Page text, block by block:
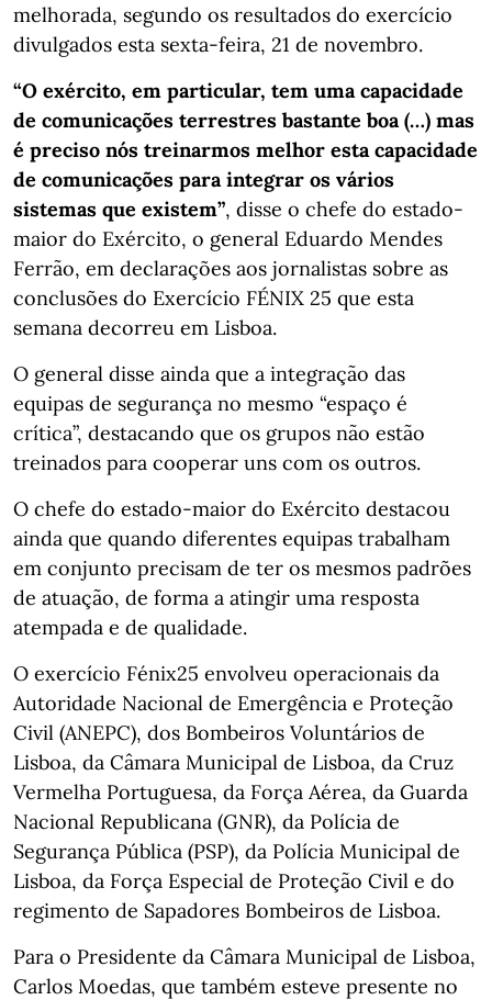
melhorada, segundo os resultados do exercício
divulgados esta sexta-feira, 21 de novembro.
“O exército, em particular, tem uma capacidade
de comunicações terrestres bastante boa (…) mas
é preciso nós treinarmos melhor esta capacidade
de comunicações para integrar os vários
sistemas que existem”, disse o chefe do estado-
maior do Exército, o general Eduardo Mendes
Ferrão, em declarações aos jornalistas sobre as
conclusões do Exercício FÉNIX 25 que esta
semana decorreu em Lisboa.
O general disse ainda que a integração das
equipas de segurança no mesmo “espaço é
crítica”, destacando que os grupos não estão
treinados para cooperar uns com os outros.
O chefe do estado-maior do Exército destacou
ainda que quando diferentes equipas trabalham
em conjunto precisam de ter os mesmos padrões
de atuação, de forma a atingir uma resposta
atempada e de qualidade.
O exercício Fénix25 envolveu operacionais da
Autoridade Nacional de Emergência e Proteção
Civil (ANEPC), dos Bombeiros Voluntários de
Lisboa, da Câmara Municipal de Lisboa, da Cruz
Vermelha Portuguesa, da Força Aérea, da Guarda
Nacional Republicana (GNR), da Polícia de
Segurança Pública (PSP), da Polícia Municipal de
Lisboa, da Força Especial de Proteção Civil e do
regimento de Sapadores Bombeiros de Lisboa.
Para o Presidente da Câmara Municipal de Lisboa,
Carlos Moedas, que também esteve presente no